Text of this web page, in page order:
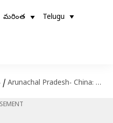
మరింత Telugu
/ Arunachal Pradesh- China: అరుణాచల్ ప్రదేశ్‌ ప్రాంతాలకు చైనా 30 కొత్త పేర్లు..